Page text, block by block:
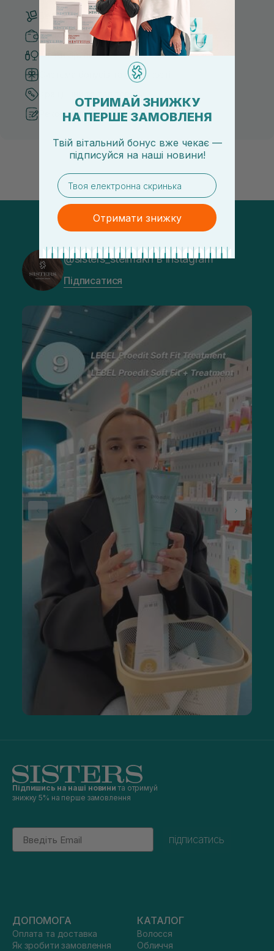
Безкоштовна доставка від 3000 UAH
Безпечні способи оплати
Тільки оригінальна косметика
Система бонусів та лояльності
Кращі ціни та топ товари
Рекомендації від косметологів
@sisters_stelmakh в Instagram
Підписатися
Підпишись на наші новини та отримуй
знижку 5% на перше замовлення
Email
підписатись
ДОПОМОГА
Оплата та доставка
Як зробити замовлення
КАТАЛОГ
Волосся
Обличчя
ОТРИМАЙ ЗНИЖКУ
НА ПЕРШЕ ЗАМОВЛЕНЯ
Твій вітальний бонус вже чекає —
підписуйся на наші новини!
email
Отримати знижку